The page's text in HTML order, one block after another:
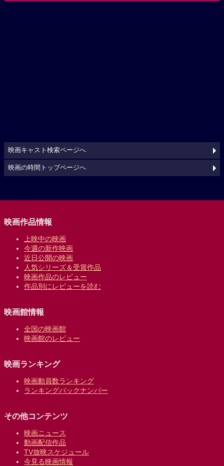
映画キャスト検索ページへ
映画の時間トップページへ
映画作品情報
上映中の映画
今週の新作映画
近日公開の映画
人気シリーズ＆受賞作品
映画作品のレビュー
作品別にレビューを読む
映画館情報
全国の映画館
映画館のレビュー
映画ランキング
映画動員数ランキング
ランキングバックナンバー
その他コンテンツ
映画ニュース
動画配信作品
TV放映スケジュール
今見る映画情報